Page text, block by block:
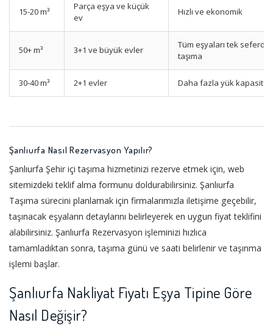
15-20 m³
Parça eşya ve küçük
ev
Hızlı ve ekonomik
50+ m³ 3+1 ve büyük evler
Tüm eşyaları tek seferde
taşıma
30-40 m³ 2+1 evler Daha fazla yük
Şanlıurfa Nasıl Rezervasyon Yapılır?
Şanlıurfa Şehir içi taşıma hizmetinizi rezerve etmek için, web
sitemizdeki teklif alma formunu doldurabilirsiniz. Şanlıurfa
Taşıma sürecini planlamak için firmalarımızla iletişime geçebilir,
taşınacak eşyaların detaylarını belirleyerek en uygun fiyat teklifini
alabilirsiniz. Şanlıurfa Rezervasyon işleminizi hızlıca
tamamladıktan sonra, taşıma günü ve saati belirlenir ve taşınma
işlemi başlar.
Şanlıurfa Nakliyat Fiyatı Eşya Tipine Göre
Nasıl Değişir?